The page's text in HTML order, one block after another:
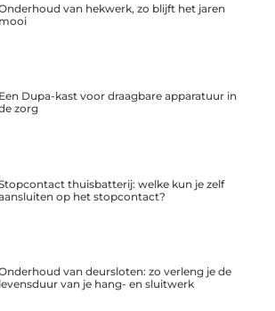
van hekwerk, zo blijft het jaren
mooi
Een Dupa-kast voor draagbare apparatuur in
zorg
thuisbatterij: welke kun je zelf
op het stopcontact?
van deursloten: zo verleng je de
levensduur van je hang- en sluitwerk